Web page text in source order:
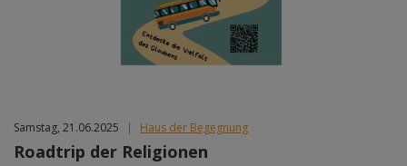
Samstag, 21.06.2025 | Haus der Begegnung
Roadtrip der Religionen